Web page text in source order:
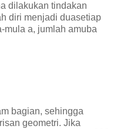
dilakukan tindakan
diri menjadi duasetiap
mula a, jumlah amuba
bagian, sehingga
geometri. Jika